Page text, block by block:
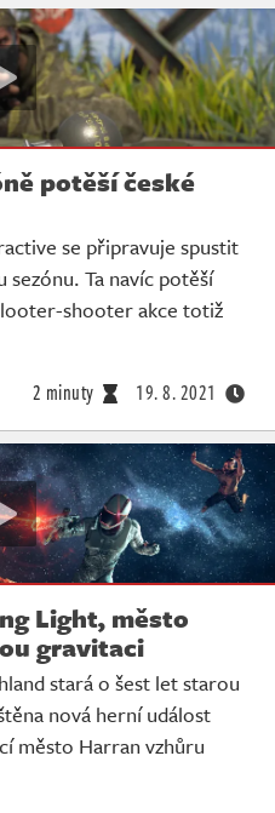
potěší české
se připravuje spustit
Ta navíc potěší
shooter akce totiž
2 minuty 19. 8. 2021
Light, město
gravitaci
stará o šest let starou
nová herní událost
město Harran vzhůru